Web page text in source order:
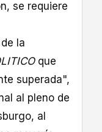
se requiere
la
que
superada",
al pleno de
al